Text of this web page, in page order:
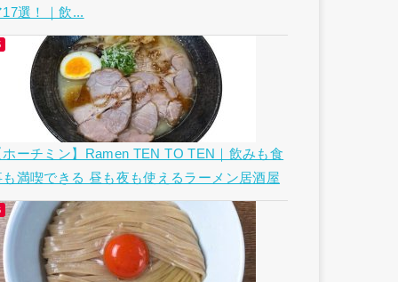
17選！｜飲...
ホーチミン】Ramen TEN TO TEN｜飲みも食
も満喫できる 昼も夜も使えるラーメン居酒屋